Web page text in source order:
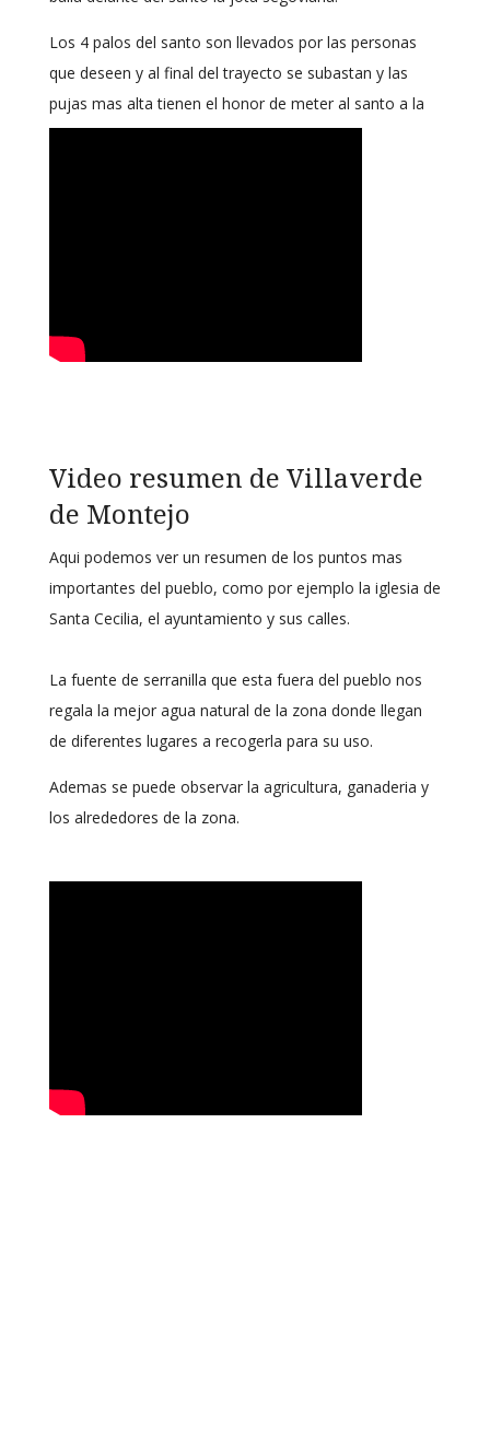
Los 4 palos del santo son llevados por las personas
que deseen y al final del trayecto se subastan y las
pujas mas alta tienen el honor de meter al santo a la
iglesia..
Video resumen de Villaverde
de Montejo
Aqui podemos ver un resumen de los puntos mas
importantes del pueblo, como por ejemplo la iglesia de
Santa Cecilia, el ayuntamiento y sus calles.
La fuente de serranilla que esta fuera del pueblo nos
regala la mejor agua natural de la zona donde llegan
de diferentes lugares a recogerla para su uso.
Ademas se puede observar la agricultura, ganaderia y
los alrededores de la zona.